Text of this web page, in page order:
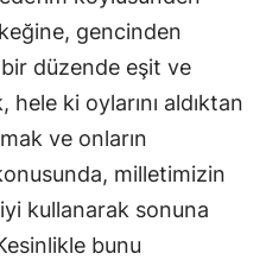
Kırıkkale
Batman
Şırnak
Ardahan
gencinden
bir düzende eşit ve
ki oylarını aldıktan
ve onların
milletimizin
kullanarak sonuna
bunu